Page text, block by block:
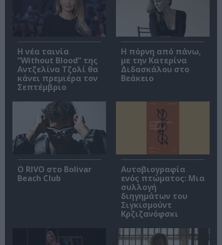
Η νέα ταινία
“Without Blood” της
Αντζελίνα Τζολί θα
κάνει πρεμιέρα τον
Σεπτέμβριο
Η πόρνη από πάνω,
με την Κατερίνα
Διδασκάλου στο
Βεάκειο
Ο RIVO στο Bolivar
Beach Club
Αυτοβιογραφία
ενός πτώματος: Μια
συλλογή
διηγημάτων του
Σιγκισμούντ
Κρζιζανόφσκι